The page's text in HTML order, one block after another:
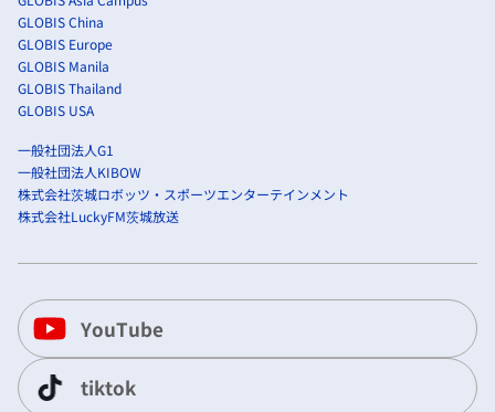
GLOBIS China
GLOBIS Europe
GLOBIS Manila
GLOBIS Thailand
GLOBIS USA
一般社団法人G1
一般社団法人KIBOW
株式会社茨城ロボッツ・スポーツエンターテインメント
株式会社LuckyFM茨城放送
YouTube
tiktok